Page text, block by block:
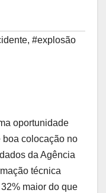
, #explosão
oportunidade
boa colocação no
da Agência
técnica
maior do que